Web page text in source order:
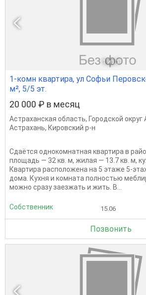
1 из 1
1-комн квартира, ул Софьи
м², 5/5 эт.
20 000 ₽ в месяц
Астраханская область, Городской округ
Астрахань, Кировский р-н
Сдаётся однокомнатная квартира в
площадь — 32 кв. м, жилая — 13.7 кв. м,
Квартира расположена на 5 этаже 5-
дома. Кухня и комната полностью
можно сразу заезжать и жить. В...
Собственник 15.06
Позвонить